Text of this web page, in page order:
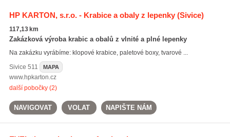
HP KARTON, s.r.o. - Krabice a obaly z lepenky(Sivice)
117,13 km
Zakázková výroba krabic a obalů z vlnité a plné lepenky
Na zakázku vyrábíme: klopové krabice, paletové boxy, tvarové ...
Sivice 511 MAPA
www.hpkarton.cz
další pobočky (2)
NAVIGOVAT VOLAT NAPIŠTE NÁM